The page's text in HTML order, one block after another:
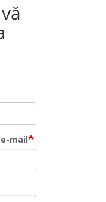
mail